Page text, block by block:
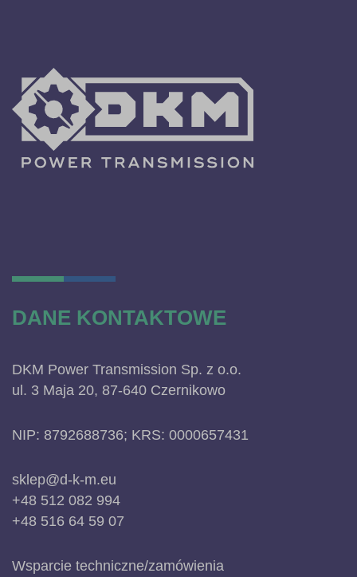
DANE KONTAKTOWE
DKM Power Transmission Sp. z o.o.
ul. 3 Maja 20, 87-640 Czernikowo
NIP: 8792688736; KRS: 0000657431
sklep@d-k-m.eu
+48 512 082 994
+48 516 64 59 07
Wsparcie techniczne/zamówienia